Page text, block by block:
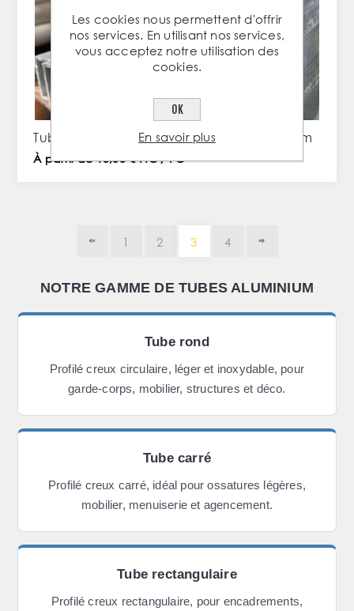
Tube rectangle de 60x40x3mm en aluminium
À partir de 13,00 € TTC / PC
1 2 3 4
NOTRE GAMME DE TUBES ALUMINIUM
Tube rond
Profilé creux circulaire, léger et inoxydable, pour
garde-corps, mobilier, structures et déco.
Tube carré
Profilé creux carré, idéal pour ossatures légères,
mobilier, menuiserie et agencement.
Tube rectangulaire
Profilé creux rectangulaire, pour encadrements,
Les cookies nous permettent d'offrir
nos services. En utilisant nos services,
vous acceptez notre utilisation des
cookies.
OK
En savoir plus